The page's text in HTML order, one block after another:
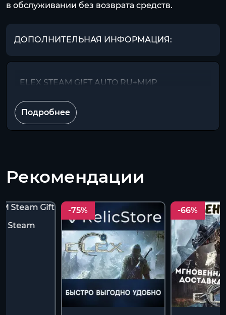
в обслуживании без возврата средств.
ДОПОЛНИТЕЛЬНАЯ ИНФОРМАЦИЯ:
ELEX STEAM GIFT AUTO RU+МИР
Подробнее
Рекомендации
Steam
-75% -66%